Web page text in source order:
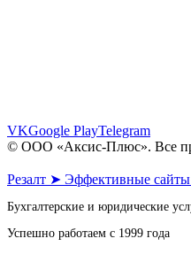
VKGoogle PlayTelegram
© ООО «Аксис-Плюс». Все
Резалт ➤ Эффективные
Бухгалтерские и юридические
Успешно работаем с 1999 года